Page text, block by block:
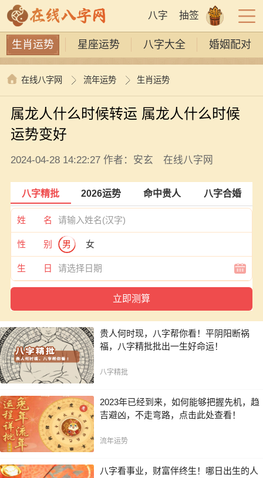
八字 抽签
生肖运势 星座运势 八字大全 婚姻配对
在线八字网 流年运势 生肖运势
属龙人什么时候转运 属龙人什么时候
运势变好
2024-04-28 14:22:27 作者：安玄 在线八字网
八字精批 2026运势 命中贵人 八字合婚
姓 名
性 别 男 女
生 日
贵人何时现，八字帮你看！平阴阳断祸
福，八字精批批出一生好命运！
八字精批
2023年已经到来，如何能够把握先机，趋
吉避凶，不走弯路，点击此处查看！
流年运势
八字看事业，财富伴终生！哪日出生的人